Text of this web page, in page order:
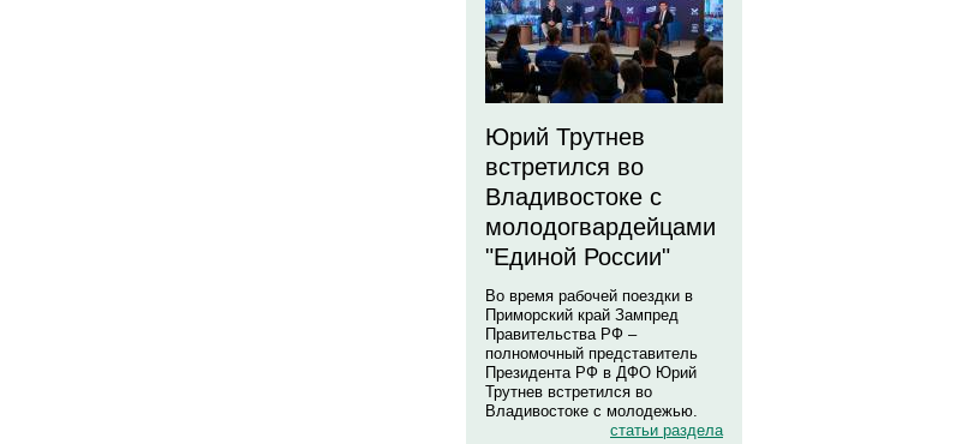
Юрий Трутнев
встретился во
Владивостоке с
молодогвардейцами
"Единой России"
Во время рабочей поездки в
Приморский край Зампред
Правительства РФ –
полномочный представитель
Президента РФ в ДФО Юрий
Трутнев встретился во
Владивостоке с молодежью.
статьи раздела